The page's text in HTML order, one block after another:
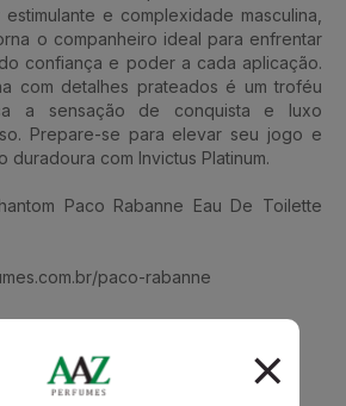
e complexidade masculina,
o companheiro ideal para enfrentar
confiança e poder a cada aplicação.
com detalhes prateados é um troféu
a sensação de conquista e luxo
Prepare-se para elevar seu jogo e
duradoura com Invictus Platinum.
Paco Rabanne Eau De Toilette
paco-rabanne
viu, viu também